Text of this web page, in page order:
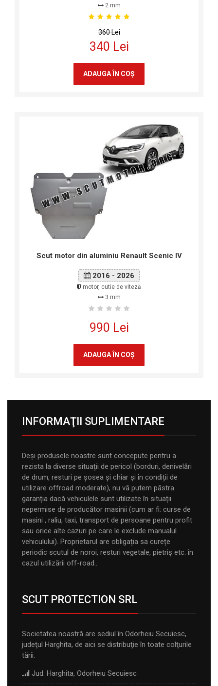
2 mm
360 Lei
340 Lei
ADAUGA ÎN COŞ
Scut motor din aluminiu Renault Scenic IV
2016 - 2026
motor, cutie de viteză
3 mm
990 Lei
ADAUGA ÎN COŞ
INFORMAŢII SUPLIMENTARE
Deși produsele noastre sunt concepute pentru a
rezista la diverse situații de pericol (borduri, denivelări
de drum, resturi pe șosea și chiar și în condiții de
utilizare offroad moderate), nu vă putem păstra
garanția dacă vehiculele sunt utilizate în situații
nepermise de producător masinii (cum ar fi: curse de
masini , raliu, taxi, transport de persoane pentru profit
sau orice alte cazuri pe care le exclude manualul
vehiculului). Proprietarul are obligația sa curețe
periodic scutul de noroi, resturi vegetale, pietriș etc. în
cazul utilizării off-road..
SCUT PROTECTION SRL
Societatea noastră are sediul în Odorheiu Secuiesc,
judeţul Harghita, de aici se distribuţie în toate colţurile
tării.
Jud. Harghita, Odorheiu Secuiesc